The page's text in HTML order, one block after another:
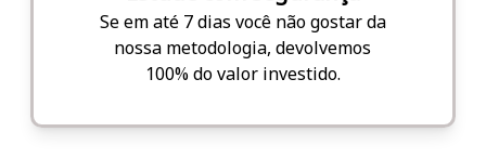
Se em até 7 dias você não gostar da
nossa metodologia, devolvemos
100% do valor investido.